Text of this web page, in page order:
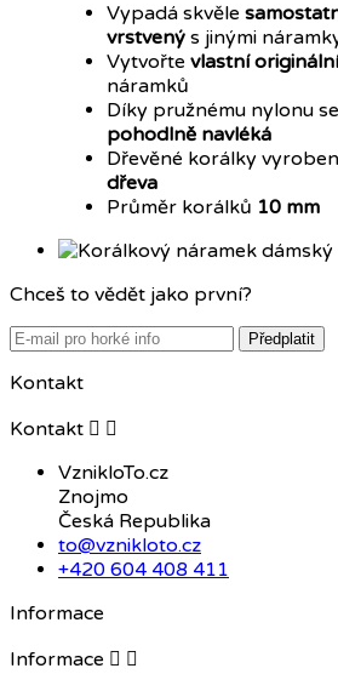
Vypadá skvěle
vrstvený s jinými
Vytvořte vlastní
náramků
Díky pružnému nylonu
pohodlně navléká
Dřevěné korálky
dřeva
Průměr korálků 10 mm
Chceš to vědět jako první?
Předplatit
Kontakt
Kontakt  
VznikloTo.cz
Znojmo
Česká Republika
to@vznikloto.cz
+420 604 408 411
Informace
Informace  